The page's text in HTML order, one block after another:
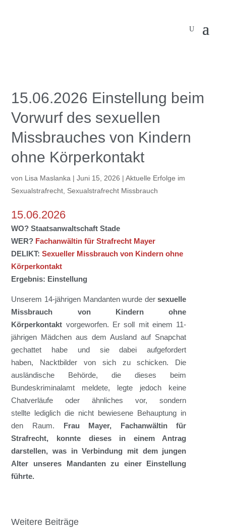
15.06.2026 Einstellung beim
Vorwurf des sexuellen
Missbrauches von Kindern
ohne Körperkontakt
von Lisa Maslanka |Juni 15, 2026 |Aktuelle Erfolge im
Sexualstrafrecht Sexualstrafrecht Missbrauch
15.06.2026
WO? Staatsanwaltschaft Stade
WER? Fachanwältin für Strafrecht Mayer
DELIKT:Sexueller Missbrauch von Kindern ohne
Körperkontakt
Ergebnis: Einstellung
Unserem 14-jährigen Mandantenwurde der sexuelle
Missbrauch von Kindern ohne
Körperkontakt vorgeworfen. Er soll mit einem 11-
jährigen Mädchen aus dem Ausland auf Snapchat
gechattet habe und sie dabei aufgefordert
haben, Nacktbilder von sich zu schicken. Die
ausländische Behörde, die dieses beim
Bundeskriminalamt meldete, legte jedoch keine
Chatverläufe oder ähnliches vor, sondern
stellte lediglich die nicht bewiesene Behauptung in
den Raum. Frau Mayer, Fachanwältinfür
Strafrecht, konnte dieses in einem Antrag
darstellen, was in Verbindung mit dem jungen
Alter unseres Mandanten zu einer Einstellung
führte.
Weitere Beiträge